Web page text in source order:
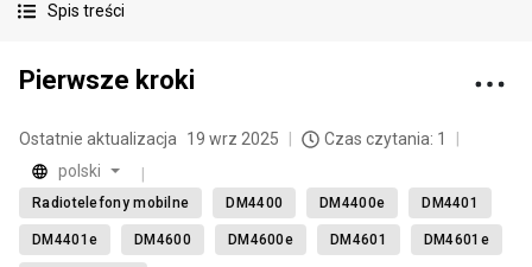
Spis treści
Pierwsze kroki
Ostatnie aktualizacja 19 wrz 2025
Czas czytania: 1
polski
Radiotelefony mobilne DM4400 DM4400e DM4401
DM4401e DM4600 DM4600e DM4601 DM4601e